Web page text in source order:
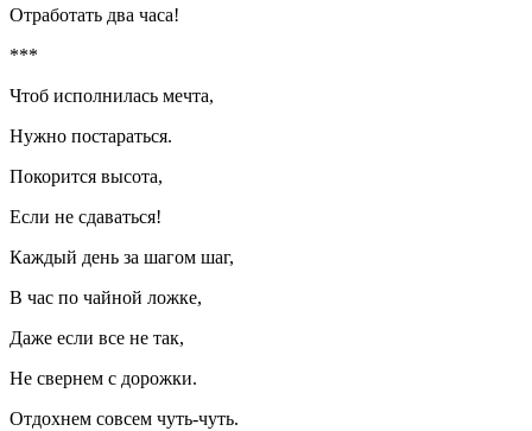
Отработать два часа!
***
Чтоб исполнилась мечта,
Нужно постараться.
Покорится высота,
Если не сдаваться!
Каждый день за шагом шаг,
В час по чайной ложке,
Даже если все не так,
Не свернем с дорожки.
Отдохнем совсем чуть-чуть.